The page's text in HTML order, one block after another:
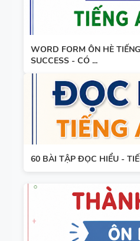
WORD FORM ÔN HÈ
SUCCESS - CÓ ...
60 BÀI TẬP ĐỌC HIỂU -